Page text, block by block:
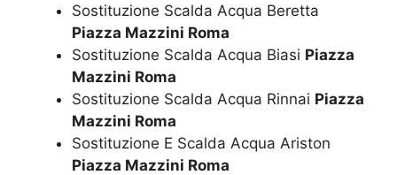
Sostituzione Scalda Acqua Beretta
Piazza Mazzini Roma
Sostituzione Scalda Acqua Biasi Piazza
Mazzini Roma
Sostituzione Scalda Acqua Rinnai Piazza
Mazzini Roma
Sostituzione E Scalda Acqua Ariston
Piazza Mazzini Roma